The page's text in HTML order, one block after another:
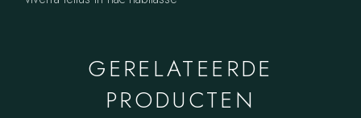
GERELATEERDE
PRODUCTEN